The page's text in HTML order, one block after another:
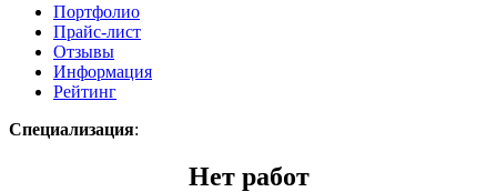
Портфолио
Прайс-лист
Отзывы
Информация
Рейтинг
Специализация:
Нет работ